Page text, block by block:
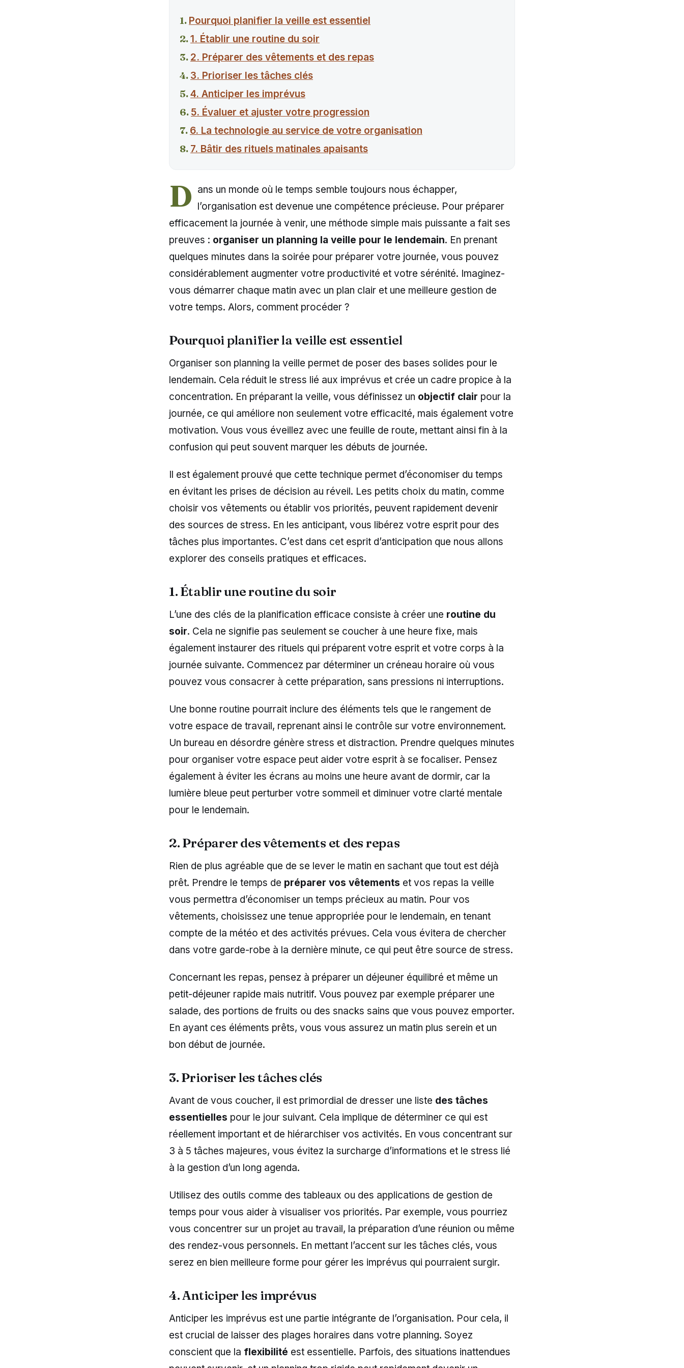
Pourquoi planifier la veille est essentiel
1. Établir une routine du soir
2. Préparer des vêtements et des repas
3. Prioriser les tâches clés
4. Anticiper les imprévus
5. Évaluer et ajuster votre progression
6. La technologie au service de votre organisation
7. Bâtir des rituels matinales apaisants
D ans un monde où le temps semble toujours nous échapper,
l’organisation est devenue une compétence précieuse. Pour préparer
efficacement la journée à venir, une méthode simple mais puissante a fait ses
preuves : organiser un planning la veille pour le lendemain. En prenant
quelques minutes dans la soirée pour préparer votre journée, vous pouvez
considérablement augmenter votre productivité et votre sérénité. Imaginez-
vous démarrer chaque matin avec un plan clair et une meilleure gestion de
votre temps. Alors, comment procéder ?
Pourquoi planifier la veille est essentiel
Organiser son planning la veille permet de poser des bases solides pour le
lendemain. Cela réduit le stress lié aux imprévus et crée un cadre propice à la
concentration. En préparant la veille, vous définissez un objectif clair pour la
journée, ce qui améliore non seulement votre efficacité, mais également votre
motivation. Vous vous éveillez avec une feuille de route, mettant ainsi fin à la
confusion qui peut souvent marquer les débuts de journée.
Il est également prouvé que cette technique permet d’économiser du temps
en évitant les prises de décision au réveil. Les petits choix du matin, comme
choisir vos vêtements ou établir vos priorités, peuvent rapidement devenir
des sources de stress. En les anticipant, vous libérez votre esprit pour des
tâches plus importantes. C’est dans cet esprit d’anticipation que nous allons
explorer des conseils pratiques et efficaces.
1. Établir une routine du soir
L’une des clés de la planification efficace consiste à créer une routine du
soir. Cela ne signifie pas seulement se coucher à une heure fixe, mais
également instaurer des rituels qui préparent votre esprit et votre corps à la
journée suivante. Commencez par déterminer un créneau horaire où vous
pouvez vous consacrer à cette préparation, sans pressions ni interruptions.
Une bonne routine pourrait inclure des éléments tels que le rangement de
votre espace de travail, reprenant ainsi le contrôle sur votre environnement.
Un bureau en désordre génère stress et distraction. Prendre quelques minutes
pour organiser votre espace peut aider votre esprit à se focaliser. Pensez
également à éviter les écrans au moins une heure avant de dormir, car la
lumière bleue peut perturber votre sommeil et diminuer votre clarté mentale
pour le lendemain.
2. Préparer des vêtements et des repas
Rien de plus agréable que de se lever le matin en sachant que tout est déjà
prêt. Prendre le temps de préparer vos vêtements et vos repas la veille
vous permettra d’économiser un temps précieux au matin. Pour vos
vêtements, choisissez une tenue appropriée pour le lendemain, en tenant
compte de la météo et des activités prévues. Cela vous évitera de chercher
dans votre garde-robe à la dernière minute, ce qui peut être source de stress.
Concernant les repas, pensez à préparer un déjeuner équilibré et même un
petit-déjeuner rapide mais nutritif. Vous pouvez par exemple préparer une
salade, des portions de fruits ou des snacks sains que vous pouvez emporter.
En ayant ces éléments prêts, vous vous assurez un matin plus serein et un
bon début de journée.
3. Prioriser les tâches clés
Avant de vous coucher, il est primordial de dresser une liste des tâches
essentielles pour le jour suivant. Cela implique de déterminer ce qui est
réellement important et de hiérarchiser vos activités. En vous concentrant sur
3 à 5 tâches majeures, vous évitez la surcharge d’informations et le stress lié
à la gestion d’un long agenda.
Utilisez des outils comme des tableaux ou des applications de gestion de
temps pour vous aider à visualiser vos priorités. Par exemple, vous pourriez
vous concentrer sur un projet au travail, la préparation d’une réunion ou même
des rendez-vous personnels. En mettant l’accent sur les tâches clés, vous
serez en bien meilleure forme pour gérer les imprévus qui pourraient surgir.
4. Anticiper les imprévus
Anticiper les imprévus est une partie intégrante de l’organisation. Pour cela, il
est crucial de laisser des plages horaires dans votre planning. Soyez
conscient que la flexibilité est essentielle. Parfois, des situations inattendues